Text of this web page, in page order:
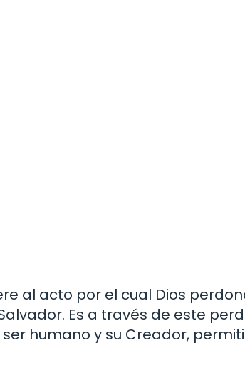
al acto por el cual Dios
Es a través de este
humano y su Creador,